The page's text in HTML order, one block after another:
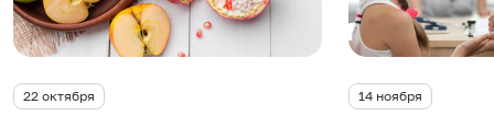
22 октября 14 ноября